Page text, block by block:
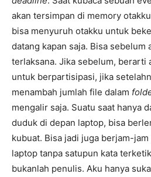
akan tersimpan di memory
bisa menyuruh otakku untuk
datang kapan saja. Bisa sebelum
terlaksana. Jika sebelum, berarti
untuk berpartisipasi, jika
menambah jumlah file dalam
mengalir saja. Suatu saat hanya
duduk di depan laptop, bisa
kubuat. Bisa jadi juga berjam-
laptop tanpa satupun kata
bukanlah penulis. Aku hanya